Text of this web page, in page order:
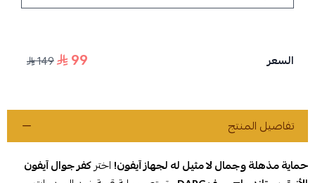
السعر 99
149
تفاصيل المنتج
حماية مذهلة وجمال لا مثيل له لجهاز آيفون! اختركفر جوال آيفون